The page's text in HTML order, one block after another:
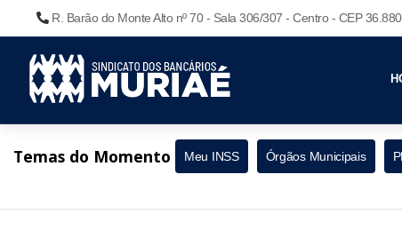
R. Barão do Monte Alto nº 70 - Sala 306/307 - Centro - CEP
Temas do Momento Meu INSS Órgãos Municipais